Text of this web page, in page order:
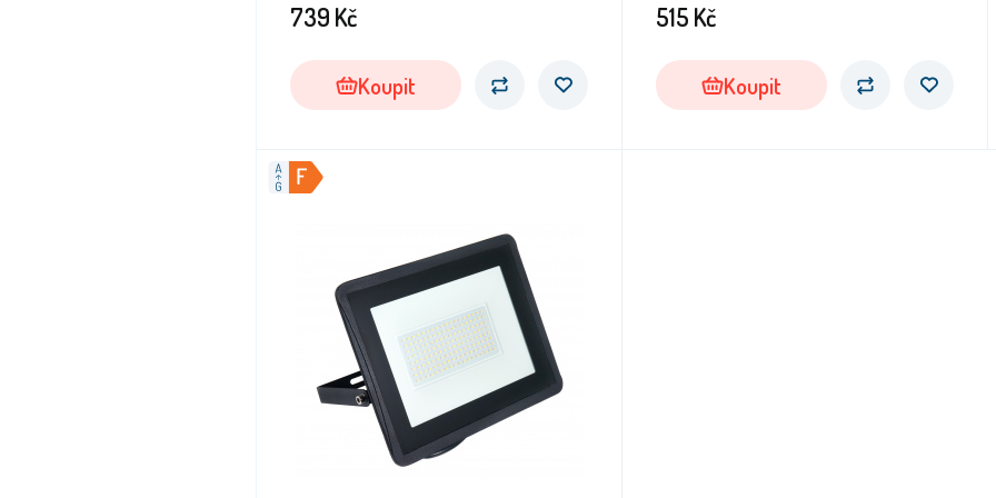
739 Kč
Koupit
515 Kč
Koupit